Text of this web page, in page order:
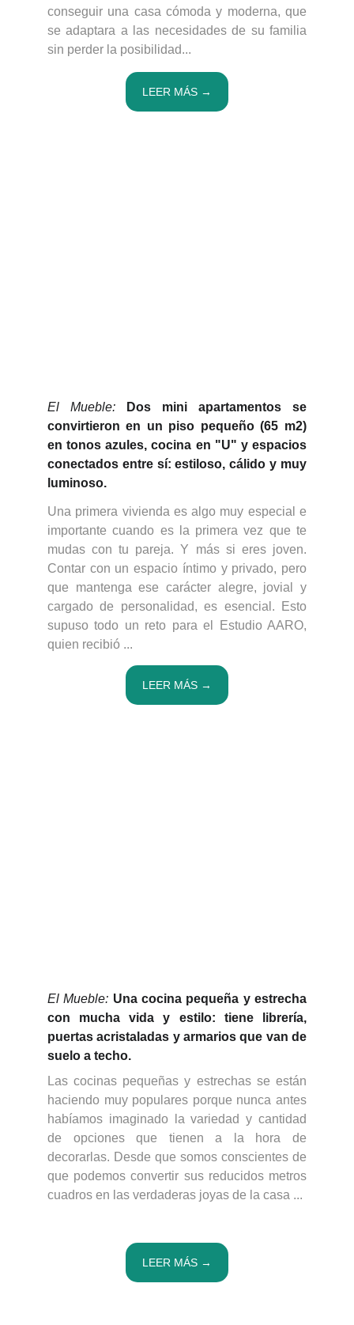
LEER MÁS →
El Mueble: Dos mini apartamentos se
convirtieron en un piso pequeño (65 m2)
en tonos azules, cocina en "U" y espacios
conectados entre sí: estiloso, cálido y muy
luminoso.
LEER MÁS →
Una primera vivienda es algo muy especial e
importante cuando es la primera vez que te
mudas con tu pareja. Y más si eres joven.
Contar con un espacio íntimo y privado, pero
que mantenga ese carácter alegre, jovial y
cargado de personalidad, es esencial. Esto
supuso todo un reto para el Estudio AARO,
quien recibió ...
conseguir una casa cómoda y moderna, que
se adaptara a las necesidades de su familia
sin perder la posibilidad...
El Mueble: Una cocina pequeña y estrecha
con mucha vida y estilo: tiene librería,
puertas acristaladas y armarios que van de
suelo a techo.
Las cocinas pequeñas y estrechasse están
haciendo muy populares porque nunca antes
habíamos imaginado la variedad y cantidad
de opciones que tienen a la hora de
decorarlas. Desde que somos conscientes de
que podemos convertir sus reducidos metros
cuadros en las verdaderas joyas de la casa ...
LEER MÁS →